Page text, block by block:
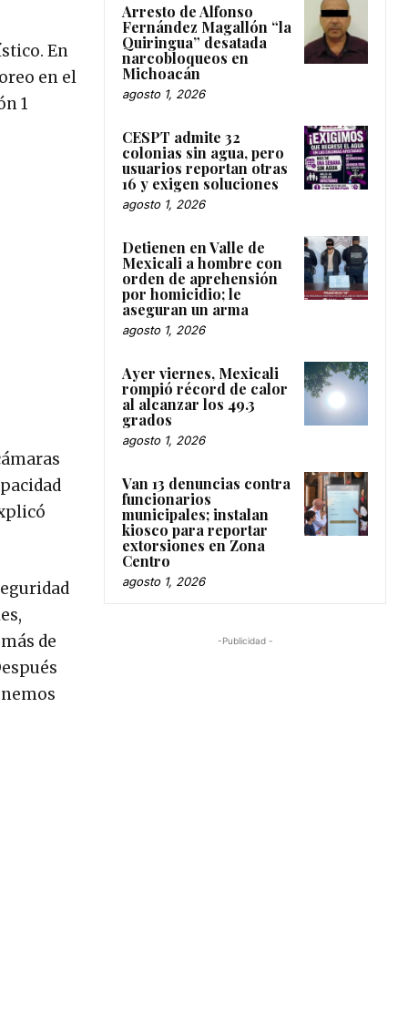
En
en el
1
de
Arresto de Alfonso
Fernández Magallón “la
Quiringua” desatada
narcobloqueos en
Michoacán
agosto 1, 2026
CESPT admite 32
colonias sin agua, pero
usuarios reportan otras
16 y exigen soluciones
agosto 1, 2026
Detienen en Valle de
Mexicali a hombre con
orden de aprehensión
por homicidio; le
aseguran un arma
agosto 1, 2026
Ayer viernes, Mexicali
rompió récord de calor
al alcanzar los 49.3
grados
agosto 1, 2026
Van 13 denuncias contra
funcionarios
municipales; instalan
kiosco para reportar
extorsiones en Zona
Centro
agosto 1, 2026
-Publicidad -